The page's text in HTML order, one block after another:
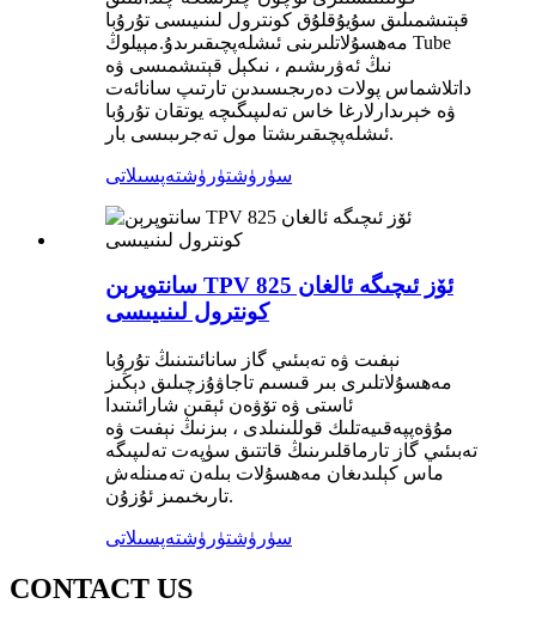
قېتىشمىلىق سۇيۇقلۇق كونترول لىنىيىسى تۇرۇبا
مەھسۇلاتلىرىنى ئىشلەپچىقىرىدۇ.مېيلوڭ Tube
نىڭ ئەۋرىشىم ، نىكېل قېتىشمىسى ۋە
داتلاشماس پولات دەرىجىسىدىن تارتىپ سانائەت
ۋە خېرىدارلارغا خاس تەلىپىگىچە يوتقان تۇرۇبا
ئىشلەپچىقىرىشتا مول تەجرىبىسى بار.
سۈرۈشتۈرۈشتەپسىلاتى
سانتوپرېن TPV ئۆز ئىچىگە ئالغان 825
كونترول لىنىيىسى
نېفىت ۋە تەبىئىي گاز سانائىتىنىڭ تۇرۇبا
مەھسۇلاتلىرى بىر قىسىم تاجاۋۇزچىلىق دېڭىز
ئاستى ۋە تۆۋەن ئېقىن شارائىتىدا
مۇۋەپپەقىيەتلىك قوللىنىلدى ، بىزنىڭ نېفىت ۋە
تەبىئىي گاز تارماقلىرىنىڭ قاتتىق سۈپەت تەلىپىگە
ماس كېلىدىغان مەھسۇلات بىلەن تەمىنلەش
تارىخىمىز ئۇزۇن.
سۈرۈشتۈرۈشتەپسىلاتى
CONTACT US